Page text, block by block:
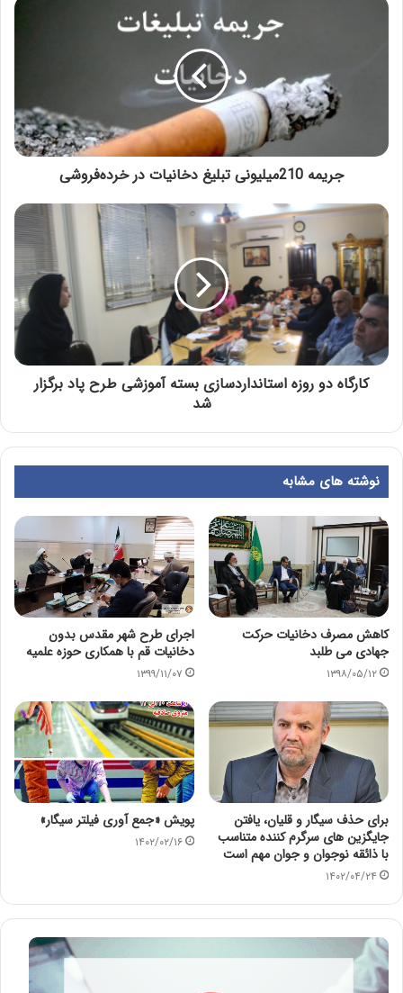
جریمه 210میلیونی تبلیغ دخانیات در خرده‌فروشی
کارگاه دو روزه استانداردسازی بسته آموزشی طرح پاد برگزار
شد
نوشته های مشابه
کاهش مصرف دخانیات حرکت
جهادی می طلبد
۱۳۹۸/۰۵/۱۲
اجرای طرح شهر مقدس بدون
دخانیات قم با همکاری حوزه علمیه
۱۳۹۹/۱۱/۰۷
برای حذف سیگار و قلیان، یافتن
جایگزین های سرگرم کننده متناسب
با ذائقه نوجوان و جوان مهم است
۱۴۰۲/۰۴/۲۴
پویش «جمع آوری فیلتر سیگار»
۱۴۰۲/۰۲/۱۶